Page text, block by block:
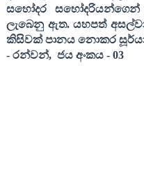
සහෝදර සහෝදරියන්ගෙන්
ලැබෙනු ඇත. යහපත්
කිසිවක් පානය නොකර
-රන්වන්, ජය අංකය - 03